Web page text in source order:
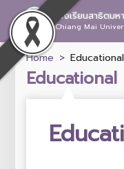
โรงเรียนสาธิตม
Chiang Mai
Home